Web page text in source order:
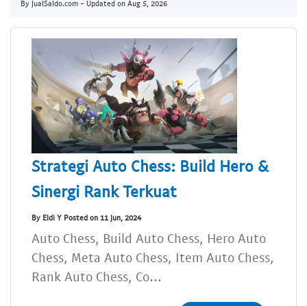
By JualSaldo.com - Updated on Aug 5, 2026
Strategi Auto Chess: Build Hero &
Sinergi Rank Terkuat
By Eldi Y Posted on 11 Jun, 2024
Auto Chess, Build Auto Chess, Hero Auto
Chess, Meta Auto Chess, Item Auto Chess,
Rank Auto Chess, Co...